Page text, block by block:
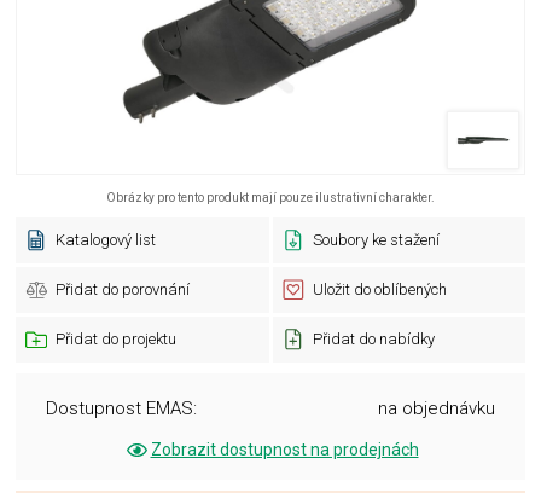
Obrázky pro tento produkt mají pouze ilustrativní charakter.
Katalogový list Soubory ke stažení
Přidat do porovnání Uložit do oblíbených
Přidat do projektu Přidat do nabídky
Dostupnost EMAS: na objednávku
Zobrazit dostupnost na prodejnách